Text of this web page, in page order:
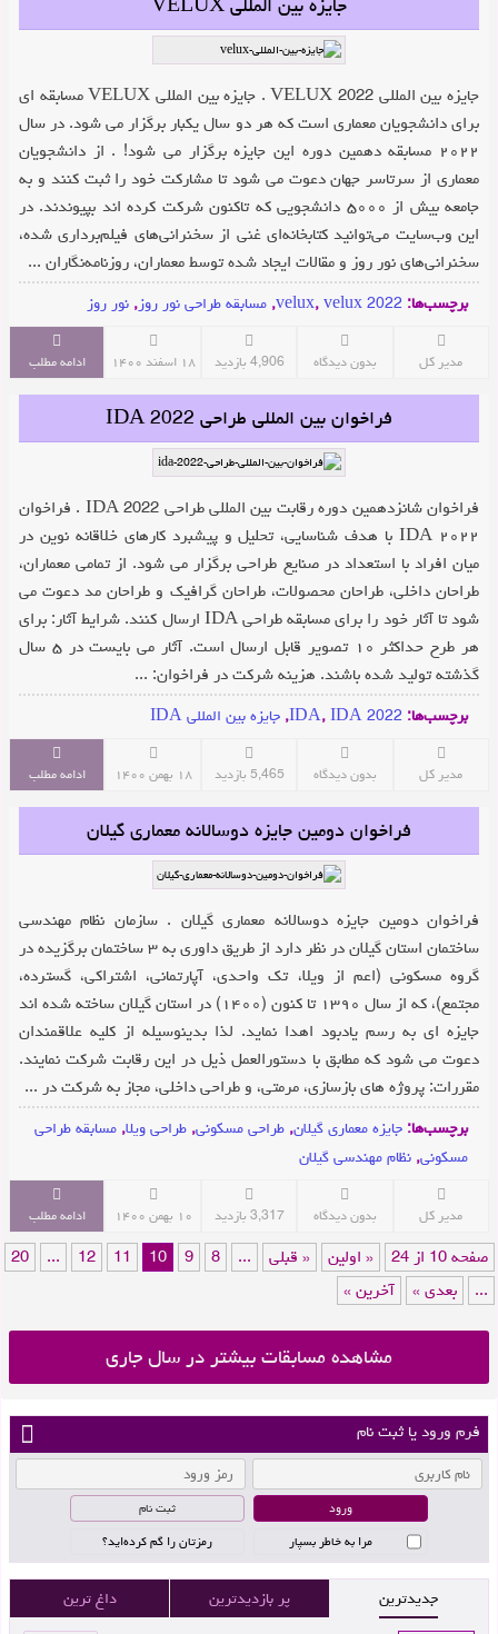
جایزه بین المللی VELUX 2022 . جایزه بین المللی VELUX مسابقه ای
برای دانشجویان معماری است که هر دو سال یکبار برگزار می شود. در سال
۲۰۲۲ مسابقه دهمین دوره این جایزه برگزار می شود! . از دانشجویان
معماری از سرتاسر جهان دعوت می شود تا مشارکت خود را ثبت کنند و به
جامعه بیش از ۵۰۰۰ دانشجویی که تاکنون شرکت کرده اند بپیوندند. در
این وب‌سایت می‌توانید کتابخانه‌ای غنی از سخنرانی‌های فیلم‌برداری شده،
سخنرانی‌های نور روز و مقالات ایجاد شده توسط معماران، روزنامه‌نگاران ...
برچسب‌ها: velux,velux 2022
,مسابقه طراحی نور روز,نور روز
مدیر کل بدون دیدگاه 4,906 بازدید ۱۸ اسفند ۱۴۰۰ ادامه مطلب
فراخوان بین المللی طراحی IDA 2022
فراخوان شانزدهمین دوره رقابت بین المللی طراحی IDA 2022 . فراخوان
۲۰۲۲ IDA با هدف شناسایی، تحلیل و پیشبرد کارهای خلاقانه نوین در
میان افراد با استعداد در صنایع طراحی برگزار می شود. از تمامی معماران،
طراحان داخلی، طراحان محصولات، طراحان گرافیک و طراحان مد دعوت می
شود تا آثار خود را برای مسابقه طراحی IDA ارسال کنند. شرایط آثار: برای
هر طرح حداکثر ۱۰ تصویر قابل ارسال است. آثار می بایست در ۵ سال
گذشته تولید شده باشند. هزینه شرکت در فراخوان: ...
برچسب‌ها: IDA,IDA 2022
,جایزه بین المللی IDA
مدیر کل بدون دیدگاه 5,465 بازدید ۱۸ بهمن ۱۴۰۰ ادامه مطلب
فراخوان دومین جایزه دوسالانه معماری گیلان
فراخوان دومین جایزه دوسالانه معماری گیلان . سازمان نظام مهندسی
ساختمان استان گیلان در نظر دارد از طریق داوری به ۳ ساختمان برگزیده در
گروه مسکونی (اعم از ویلا، تک واحدی، آپارتمانی، اشتراکی، گسترده،
مجتمع)، که از سال ۱۳۹۰ تا کنون (۱۴۰۰) در استان گیلان ساخته شده اند
جایزه ای به رسم یادبود اهدا نماید. لذا بدینوسیله از کلیه علاقمندان
دعوت می شود که مطابق با دستورالعمل ذیل در این رقابت شرکت نمایند.
مقررات: پروژه های بازسازی، مرمتی، و طراحی داخلی، مجاز به شرکت در ...
برچسب‌ها:جایزه معماری گیلان,طراحی مسکونی,طراحی ویلا,مسابقه طراحی
مسکونی,نظام مهندسی گیلان
مدیر کل بدون دیدگاه 3,317 بازدید ۱۰ بهمن ۱۴۰۰ ادامه مطلب
صفحه 10 از 24 « اولین « قبلی ...
8
9
10
11
12
...
20
...
بعدی » آخرین »
مشاهده مسابقات بیشتر در سال جاری
فرم ورود یا ثبت نام
ثبت نام
مرا به خاطر بسپار
رمزتان را گم کرده‌اید؟
جدیدترین پر بازدیدترین داغ ترین